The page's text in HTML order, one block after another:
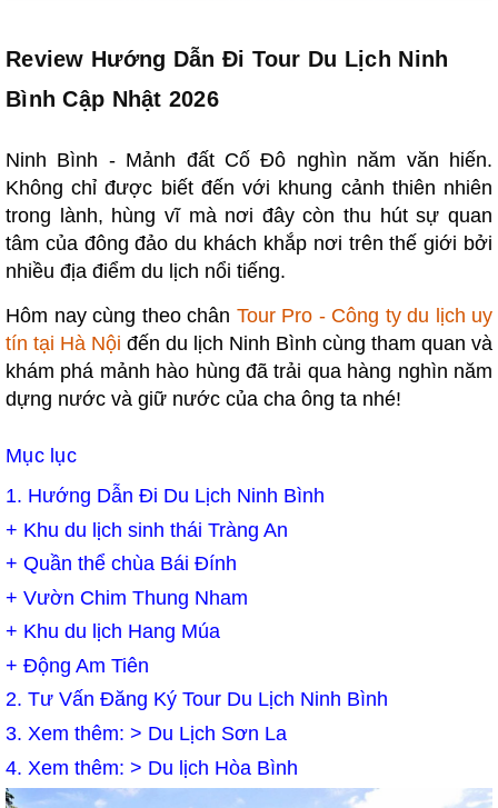
Review Hướng Dẫn Đi Tour Du Lịch Ninh
Bình Cập Nhật 2026
Ninh Bình - Mảnh đất Cố Đô nghìn năm văn hiến.
Không chỉ được biết đến với khung cảnh thiên nhiên
trong lành, hùng vĩ mà nơi đây còn thu hút sự quan
tâm của đông đảo du khách khắp nơi trên thế giới bởi
nhiều địa điểm du lịch nổi tiếng.
Hôm nay cùng theo chân Tour Pro - Công ty du lịch uy
tín tại Hà Nội đến du lịch Ninh Bình cùng tham quan và
khám phá mảnh hào hùng đã trải qua hàng nghìn năm
dựng nước và giữ nước của cha ông ta nhé!
Mục lục
1. Hướng Dẫn Đi Du Lịch Ninh Bình
+ Khu du lịch sinh thái Tràng An
+ Quần thể chùa Bái Đính
+ Vườn Chim Thung Nham
+ Khu du lịch Hang Múa
+ Động Am Tiên
2. Tư Vấn Đăng Ký Tour Du Lịch Ninh Bình
3. Xem thêm: > Du Lịch Sơn La
4. Xem thêm: > Du lịch Hòa Bình